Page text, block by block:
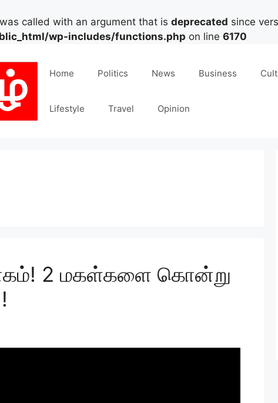
called with an argument that is deprecated since
wp-includes/functions.php on line 6170
Home Politics News Business
Lifestyle Travel Opinion
2 மகள்களை கொன்று